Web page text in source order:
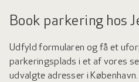
Book parkering hos
Udfyld formularen og få et
parkeringsplads i et af vores
udvalgte adresser i København.